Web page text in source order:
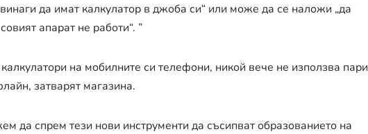
да имат калкулатор в джоба си“ или може да се наложи „да
апарат не работи“. ”
на мобилните си телефони, никой вече не използва пари
затварят магазина.
да спрем тези нови инструменти да съсипват образованието на